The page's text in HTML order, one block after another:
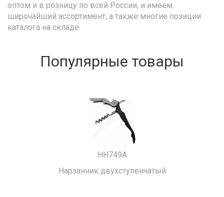
оптом и в розницу по всей России, и имеем
широчайший ассортимент, а также многие позиции
каталога на складе.
Популярные товары
HH749A
Нарзанник двухступенчатый